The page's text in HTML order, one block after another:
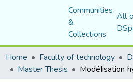
Communities
&
Collections
All
Home
Faculty of technology
Master Thesis